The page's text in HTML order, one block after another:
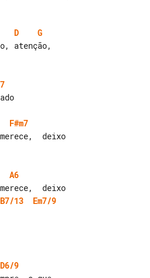
D
G
F#m7
A6
B7/13
Em7/9
D6/9